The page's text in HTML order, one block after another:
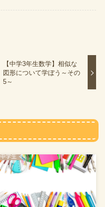
【中学3年生数学】相似な
図形について学ぼう～その
5～